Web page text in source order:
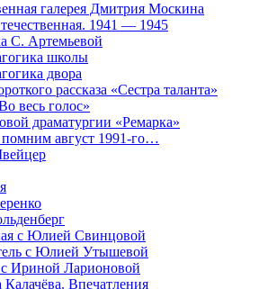
галерея Дмитрия Москина
1941 — 1945
С. Артемьевой
школы
двора
рассказа «Сестра таланта»
весь голос»
драматургии «Ремарка»
август 1991-го…
с Юлией Свинцовой
с Юлией Утышевой
Ириной Ларионовой
Калачёва. Впечатления